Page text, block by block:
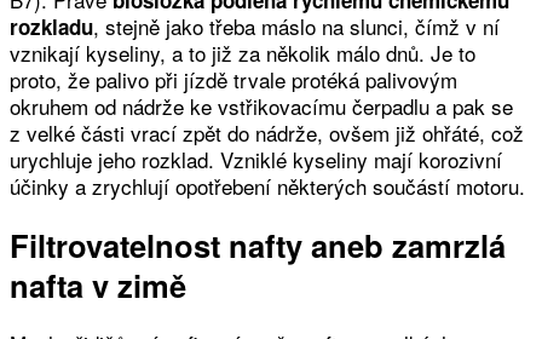
rozkladu, stejně jako třeba máslo na slunci, čímž v ní
vznikají kyseliny, a to již za několik málo dnů. Je to
proto, že palivo při jízdě trvale protéká palivovým
okruhem od nádrže ke vstřikovacímu čerpadlu a pak se
z velké části vrací zpět do nádrže, ovšem již ohřáté, což
urychluje jeho rozklad. Vzniklé kyseliny mají korozivní
účinky a zrychlují opotřebení některých součástí motoru.
Filtrovatelnost nafty aneb zamrzlá
nafta v zimě